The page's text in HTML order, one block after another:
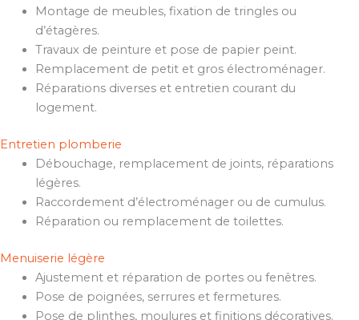
Montage de meubles, fixation de tringles ou
d’étagères.
Travaux de peinture et pose de papier peint.
Remplacement de petit et gros électroménager.
Réparations diverses et entretien courant du
logement.
Entretien plomberie
Débouchage, remplacement de joints, réparations
légères.
Raccordement d’électroménager ou de cumulus.
Réparation ou remplacement de toilettes.
Menuiserie légère
Ajustement et réparation de portes ou fenêtres.
Pose de poignées, serrures et fermetures.
Pose de plinthes, moulures et finitions décoratives.